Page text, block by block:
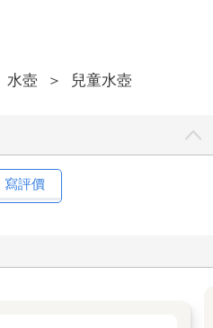
水壺 ＞ 兒童水壺
寫評價